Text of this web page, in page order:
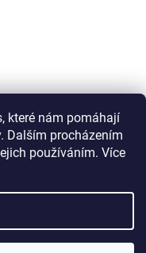
které nám pomáhají
Dalším procházením
používáním. Více